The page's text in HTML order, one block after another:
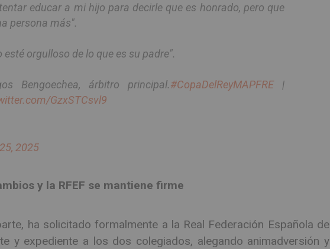
educar a mi hijo para decirle que es honrado, pero que
persona más".
orgulloso de lo que es su padre".
Bengoechea, árbitro principal.#CopaDelReyMAPFRE|
GzxSTCsvl9
2025
y la RFEF se mantiene firme
ha solicitado formalmente a la Real Federación Española de
y expediente a los dos colegiados, alegando animadversión y